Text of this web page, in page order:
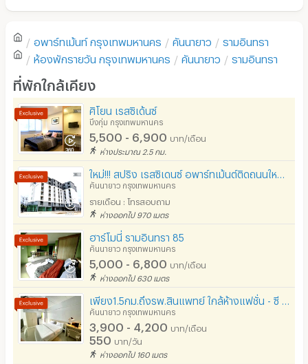
-โทรทัศน์แบบดิจิตอลทีวีรับสัญญาณ26ช่อง
-เครื่องอุ่นอาหารไมโครเวฟ
-อินเตอร์เน็ตโดยเน็ตไฟเบอร์ส่งสัญญาณผ่าน"Fiber optic"
ตำแหน่งที่ตั้งและสถานที่ใกล้เคียง
Room R77ตั้งอยู่ที่ ถ.รามอินทราซอย 77 แยก8 ซึ่งอยู่ในชุมชน
ด้วยสภาพสิ่งแวดล้อมที่เป็นมิตร สงบและปลอดภัย โดยอยู่ใกล้
เคียงกับสถานที่ต่างๆ อาทิเช่น รพ,สถานนีตำรวจและห้างสรรพ
สินค้า ใกล้กับทางขึ้น-ลงทางด่วน โดยมีรายละเอียดและระยะทาง
โดยประมาณดังนี้
-100เมตรถึง: วินมอเตอร์ไซค์และวินรถสองแถว(ไปแฟชัน
ไอร์แลนด์และตลาดมีนบุรี)
-400เมตรถึง: ถ.รามอินทรา(ปากซอยรามอินทรา77และสถานนี
รถไฟฟ้าสีชมพู่(ในปี2563)ใกล้ธ.ทหารไทยและกรุงศร๊ฯ
-500เมตรถึง: ถ.คู้บอน(ปากซอยคู้บอน6)ใกล้ธ.กสิกรเลย
-800เมตรถึง: ห้างสรรพสินค้าBigCโดยมีธ.กรุงเทพและธ.ไทย
พาณิช
-1กิโลเมตรถึง: ถนนรามอินทราทางแยกระหว่างถนน
คู้บอน(กม8)และถนนนวมินทร์
-1กิโลเมตรครึ่งถึง: โรงพยาบาลสินแพทย์ถ.รามอินทรา
-2กิโลเมตรกว่าถึง: โรงพยาบาลพญาไทถ.นวมินทร์
-2กิโลเมตรกว่าถึง: ห้างแฟชันไอร์แลนด์ถ.รามอินทรา
โซฟา
เตาปรุงอาหาร
อนุญาตให้เลี้ยงสัตว์
อนุญาตให้สูบบุหรี่ในห้องพัก
โทรศัพท์สายตรง
ที่จอดรถ
ลิฟต์
สระว่ายน้ำ
โรงยิม / ฟิตเนส
อินเทอร์เน็ตไร้สาย (WIFI) ในห้อง
เคเบิลทีวี / ดาวเทียม
เขียนรีวิวแรกของอพาร์ทเม้นท์นี้
อพาร์ทเม้นท์ กรุงเทพมหานคร คันนายาว รามอินทรา
ห้องพักรายวัน กรุงเทพมหานคร คันนายาว รามอินทรา
ที่พักใกล้เคียง
ศิโยน เรสซิเด้นซ์
บึงกุ่ม กรุงเทพมหานคร
5,500 - 6,900 บาท/เดือน
ห่างประมาณ 2.5 กม.
คันนายาว กรุงเทพมหานคร
รายเดือน : โทรสอบถาม
ห่างออกไป 970 เมตร
ฮาร์โมนี่ รามอินทรา 85
คันนายาว กรุงเทพมหานคร
5,000 - 6,800 บาท/เดือน
ห่างออกไป 630 เมตร
คันนายาว กรุงเทพมหานคร
3,900 - 4,200 บาท/เดือน
550 บาท/วัน
ห่างออกไป 160 เมตร